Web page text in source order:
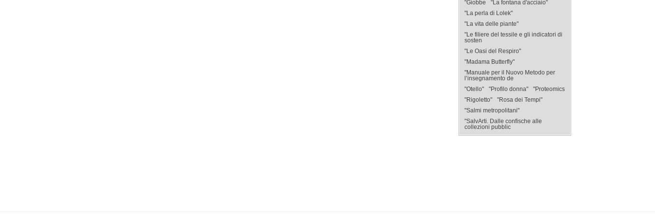
"Giobbe
"La fontana d'acciaio"
"La perla di Lolek"
"La vita delle piante"
"Le filiere del tessile e gli indicatori di
sosten
"Le Oasi del Respiro"
"Madama Butterfly"
"Manuale per il Nuovo Metodo per
l’insegnamento de
"Otello"
"Profilo donna"
"Proteomics
"Rigoletto"
"Rosa dei Tempi"
"Salmi metropolitani"
"SalvArti. Dalle confische alle
collezioni pubblic